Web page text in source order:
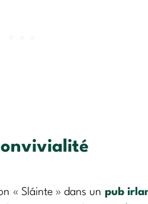
« Sláinte » dans un pub